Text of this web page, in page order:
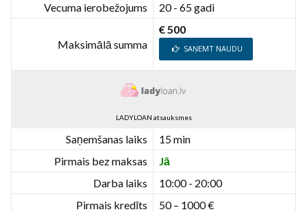
Vecuma ierobežojums
20 - 65 gadi
Maksimālā summa
€ 500
SAŅEMT NAUDU
LADYLOAN atsauksmes
Saņemšanas laiks
15 min
Pirmais bez maksas
Jā
Darba laiks
10:00 - 20:00
Pirmais kredīts
50 – 1000 €